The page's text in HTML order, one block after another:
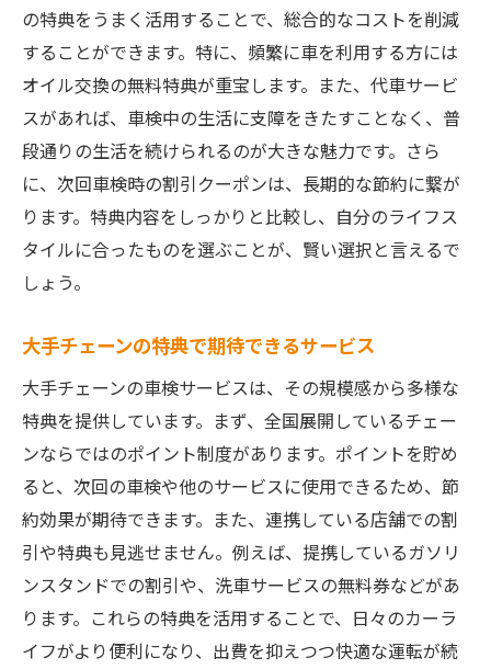
の特典をうまく活用することで、総合的なコストを削減
することができます。特に、頻繁に車を利用する方には
オイル交換の無料特典が重宝します。また、代車サービ
スがあれば、車検中の生活に支障をきたすことなく、普
段通りの生活を続けられるのが大きな魅力です。さら
に、次回車検時の割引クーポンは、長期的な節約に繋が
ります。特典内容をしっかりと比較し、自分のライフス
タイルに合ったものを選ぶことが、賢い選択と言えるで
しょう。
大手チェーンの特典で期待できるサービス
大手チェーンの車検サービスは、その規模感から多様な
特典を提供しています。まず、全国展開しているチェー
ンならではのポイント制度があります。ポイントを貯め
ると、次回の車検や他のサービスに使用できるため、節
約効果が期待できます。また、連携している店舗での割
引や特典も見逃せません。例えば、提携しているガソリ
ンスタンドでの割引や、洗車サービスの無料券などがあ
ります。これらの特典を活用することで、日々のカーラ
イフがより便利になり、出費を抑えつつ快適な運転が続